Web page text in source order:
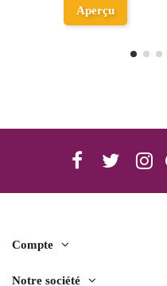
Compte
Notre société